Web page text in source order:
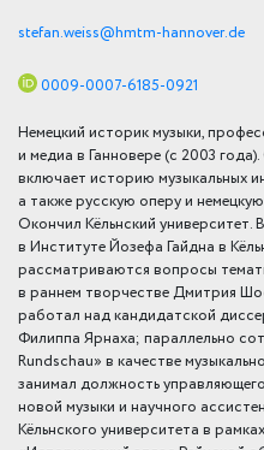
stefan.weiss@hmtm-hannover.de
0009-0007-6185-0921
Немецкий историк музыки,
и медиа в Ганновере (с 2003
включает историю музыкальных
а также русскую оперу и
Окончил Кёльнский университет.
в Институте Йозефа Гайд­на в
рассматриваются вопросы
в раннем творчестве Дмит­­рия
рабо­тал над кандидатской
Филиппа Ярнаха; парал­лельно
Rundschau» в качестве
занимал должность
новой музыки и научного
Кёльнского университета в